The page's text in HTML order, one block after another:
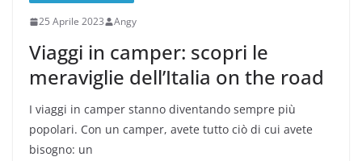
25 Aprile 2023 Angy
Viaggi in camper: scopri le
meraviglie dell’Italia on the road
I viaggi in camper stanno diventando sempre più
popolari. Con un camper, avete tutto ciò di cui avete
bisogno: un